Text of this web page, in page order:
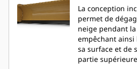
La conception
permet de
neige pendant
empêchant ainsi
sa surface et de
partie